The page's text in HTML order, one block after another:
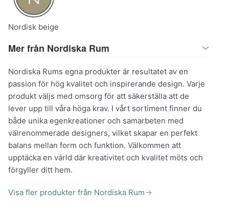
Nordisk beige
Mer från Nordiska Rum
Nordiska Rums egna produkter är resultatet av en
passion för hög kvalitet och inspirerande design. Varje
produkt väljs med omsorg för att säkerställa att de
lever upp till våra höga krav. I vårt sortiment finner du
både unika egenkreationer och samarbeten med
välrenommerade designers, vilket skapar en perfekt
balans mellan form och funktion. Välkommen att
upptäcka en värld där kreativitet och kvalitet möts och
förgyller ditt hem.
Visa fler produkter från Nordiska Rum